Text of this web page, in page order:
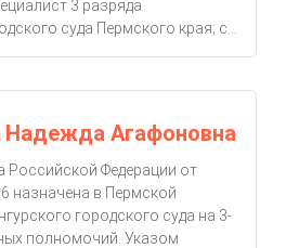
3 разряда
суда Пермского края; с...
Надежда Агафоновна
Российской Федерации от
назначена в Пермской
городского суда на 3-
полномочий. Указом